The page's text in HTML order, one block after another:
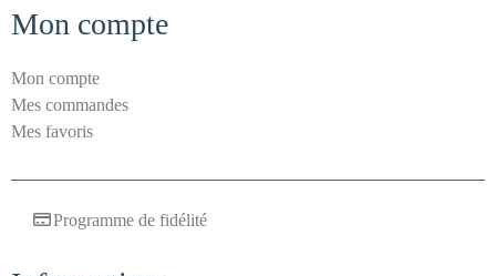
p
m
S
é
u
Mon compte
Mon compte
Mes commandes
Mes favoris
Programme de fidélité